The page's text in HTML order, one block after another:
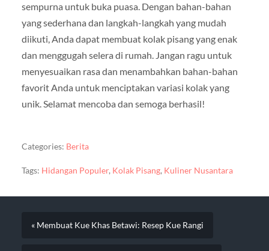
sempurna untuk buka puasa. Dengan bahan-bahan
yang sederhana dan langkah-langkah yang mudah
diikuti, Anda dapat membuat kolak pisang yang enak
dan menggugah selera di rumah. Jangan ragu untuk
menyesuaikan rasa dan menambahkan bahan-bahan
favorit Anda untuk menciptakan variasi kolak yang
unik. Selamat mencoba dan semoga berhasil!
Categories: Berita
Tags: Hidangan Populer, Kolak Pisang, Kuliner Nusantara
« Membuat Kue Khas Betawi: Resep Kue Rangi